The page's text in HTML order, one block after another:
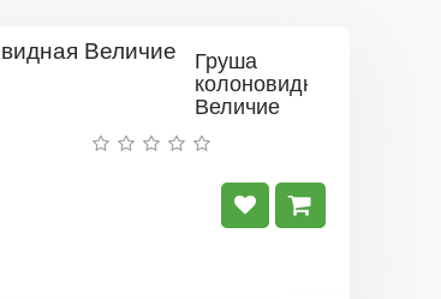
Груша
колоновидная
Величие